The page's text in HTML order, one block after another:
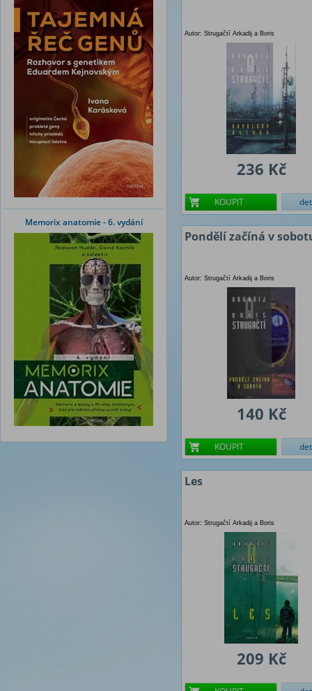
Memorix anatomie - 6. vydání
Autor: Strugačtí Arkadij a Boris
236 Kč
KOUPIT
Pondělí začíná v
Autor: Strugačtí Arkadij a Boris
140 Kč
KOUPIT
Les
Autor: Strugačtí Arkadij a Boris
209 Kč